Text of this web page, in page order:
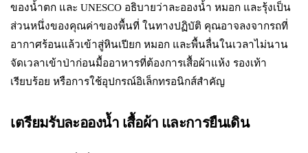
ของน้ำตก และ UNESCO อธิบายว่าละอองน้ำ หมอก และรุ้งเป็น
ส่วนหนึ่งของคุณค่าของพื้นที่ ในทางปฏิบัติ คุณอาจลงจากรถที่
อากาศร้อนแล้วเข้าสู่หินเปียก หมอก และพื้นลื่นในเวลาไม่นาน
จัดเวลาเข้าป่าก่อนมื้ออาหารที่ต้องการเสื้อผ้าแห้ง รองเท้า
เรียบร้อย หรือการใช้อุปกรณ์อิเล็กทรอนิกส์สำคัญ
เตรียมรับละอองน้ำ เสื้อผ้า และการยืนเดิน